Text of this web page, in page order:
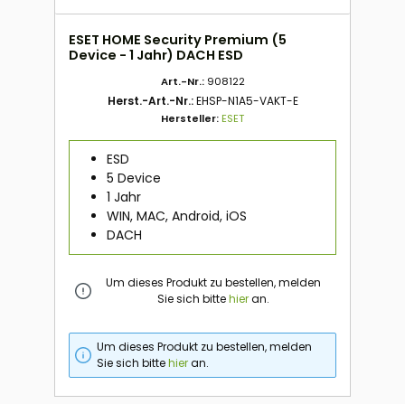
ESET HOME Security Premium (5
Device - 1 Jahr) DACH ESD
Art.-Nr.: 908122
Herst.-Art.-Nr.:EHSP-N1A5-VAKT-E
Hersteller:ESET
ESD
5 Device
1 Jahr
WIN, MAC, Android, iOS
DACH
Um dieses Produkt zu bestellen, melden
Sie sich bittehieran.
Um dieses Produkt zu bestellen, melden
Sie sich bittehieran.